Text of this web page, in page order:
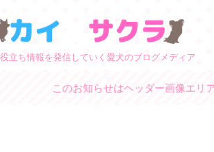
立ち情報を発信していく愛犬のブログメディア
このお知らせはヘッダー画像エリア上